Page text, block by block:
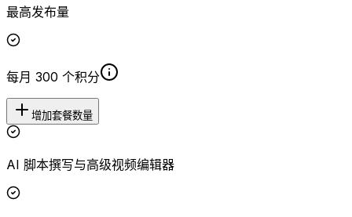
最高发布量
每月 300 个积分
增加套餐数量
AI 脚本撰写与高级视频编辑器